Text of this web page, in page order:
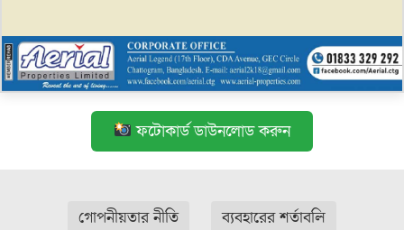
ফটোকার্ড ডাউনলোড করুন
গোপনীয়তার নীতি
ব্যবহারের শর্তাবলি